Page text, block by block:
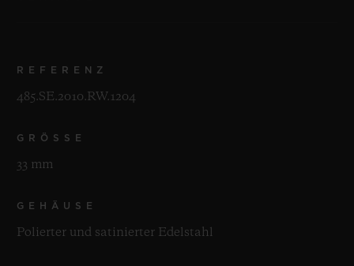
REFERENZ
485.SE.2010.RW.1204
GRÖSSE
33 mm
GEHÄUSE
Polierter und satinierter Edelstahl